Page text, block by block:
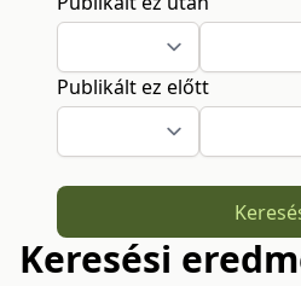
Publikált ez előtt
Keresési